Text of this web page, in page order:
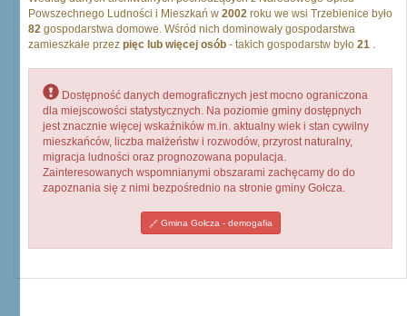
Powszechnego Ludności i Mieszkań w 2002 roku we wsi Trzebienice było
82 gospodarstwa domowe. Wśród nich dominowały gospodarstwa
zamieszkałe przez pięc lub więcej osób - takich gospodarstw było 21 .
Dostępność danych demograficznych jest mocno ograniczona
dla miejscowości statystycznych. Na poziomie gminy dostępnych
jest znacznie więcej wskaźników m.in. aktualny wiek i stan cywilny
mieszkańców, liczba małżeństw i rozwodów, przyrost naturalny,
migracja ludności oraz prognozowana populacja.
Zainteresowanych wspomnianymi obszarami zachęcamy do do
zapoznania się z nimi bezpośrednio na stronie gminy Gołcza.
Gmina Gołcza - demogafia